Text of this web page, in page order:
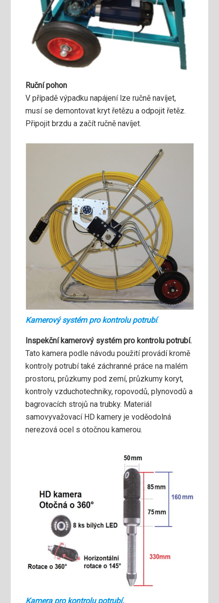
Ruční pohon
V případě výpadku napájení lze ručně navíjet,
musí se demontovat kryt řetězu a odpojit řetěz.
Připojit brzdu a začít ručně navíjet.
Kamerový systém pro kontrolu potrubí.
Inspekční kamerový systém pro kontrolu potrubí.
Tato kamera podle návodu použití provádí kromě
kontroly potrubí také záchranné práce na malém
prostoru, průzkumy pod zemí, průzkumy koryt,
kontroly vzduchotechniky, ropovodů, plynovodů a
bagrovacích strojů na trubky. Materiál
samovyvažovací HD kamery je voděodolná
nerezová ocel s otočnou kamerou.
Kamera pro kontrolu potrubí.